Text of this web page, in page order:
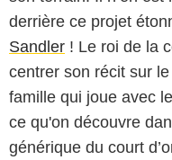
derrière ce projet
Sandler ! Le roi de la
centrer son récit sur
famille qui joue avec
ce qu'on découvre
générique du court